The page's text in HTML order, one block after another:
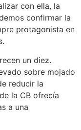
con ella, la
confirmar la
protagonista en
un diez.
sobre mojado
reducir la
la CB ofrecía
a una